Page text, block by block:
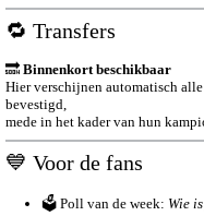
🔁 Transfers
🔜 Binnenkort beschikbaar
Hier verschijnen automatisch
bevestigd,
mede in het kader van hun
💙 Voor de fans
🗳️ Poll van de week: Wie